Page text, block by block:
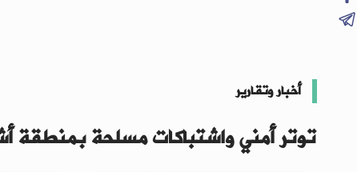
أخبار وتقارير
توتر أمني واشتباكات مسلحة